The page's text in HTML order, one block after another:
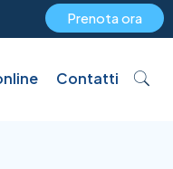
Prenota ora
Contatti